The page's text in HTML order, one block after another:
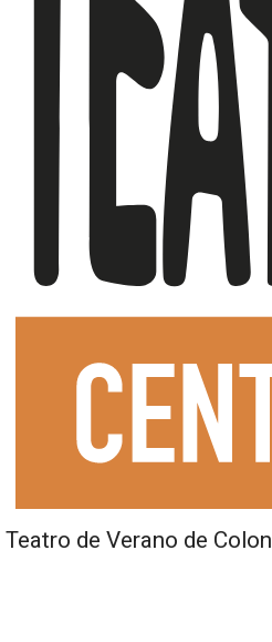
Teatro de Verano de Colon